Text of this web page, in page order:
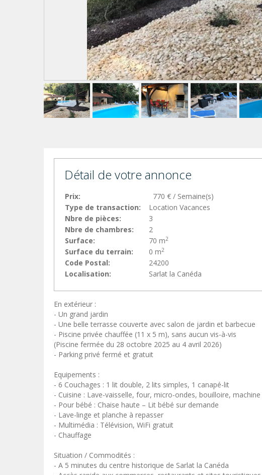
Détail de votre annonce
Prix:
770 € / Semaine(s)
Type de transaction:
Location Vacances
Nbre de pièces:
3
Nbre de chambres:
2
Surface:
70 m2
Surface du terrain: 0 m2
Code Postal:
24200
Localisation:
Sarlat la Canéda
En extérieur :
- Un grand jardin
- Une belle terrasse couverte avec salon de jardin et barbecue
- Piscine privée chauffée (11 x 5 m), sans aucun vis-à-vis
(Piscine fermée du 28 octobre 2025 au 4 avril 2026)
- Parking privé fermé et gratuit
Equipements :
- 6 Couchages : 1 lit double, 2 lits simples, 1 canapé-lit
- Cuisine : Lave-vaisselle, four, micro-ondes, bouilloire,
- Pour bébé : Chaise haute – Lit bébé sur demande
- Lave-linge et planche à repasser
- Multimédia : Télévision, WiFi gratuit
- Chauffage
Situation / Commodités :
- A 5 minutes du centre historique de Sarlat la Canéda